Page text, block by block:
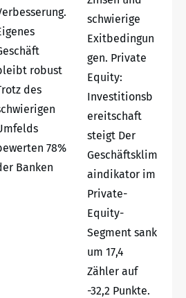
robust
des
78%
Banken
schwierige
Exitbedingun
gen. Private
Equity:
Investitionsb
ereitschaft
steigt Der
Geschäftsklim
aindikator im
Private-
Equity-
Segment sank
um 17,4
Zähler auf
-32,2 Punkte.